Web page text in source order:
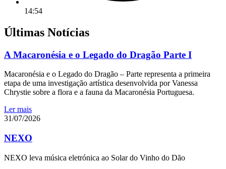
14:54
Últimas Notícias
A Macaronésia e o Legado do Dragão Parte I
Macaronésia e o Legado do Dragão – Parte representa a primeira
etapa de uma investigação artística desenvolvida por Vanessa
Chrystie sobre a flora e a fauna da Macaronésia Portuguesa.
Ler mais
31/07/2026
NEXO
NEXO leva música eletrónica ao Solar do Vinho do Dão